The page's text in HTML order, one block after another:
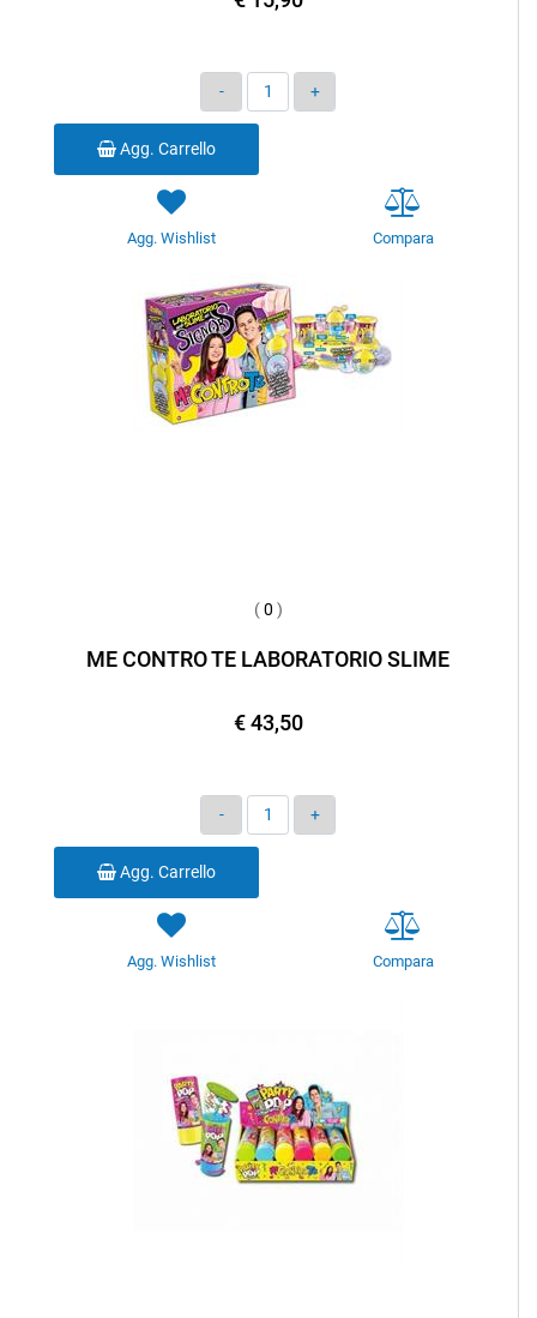
Quantità
Agg. Carrello
Agg. Wishlist Compara
(0 )
ME CONTRO TE LABORATORIO SLIME
€ 43,50
Quantità
Agg. Carrello
Agg. Wishlist Compara